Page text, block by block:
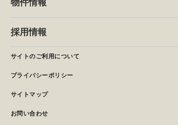
NEWS
イタリアンダイニングDONA
店舗検索
IRニュース
月次報告
決算短信
株主の皆様へ
よくあるご質問 (株主優待制度)
物件情報
採用情報
サイトのご利用について
プライバシーポリシー
サイトマップ
お問い合わせ